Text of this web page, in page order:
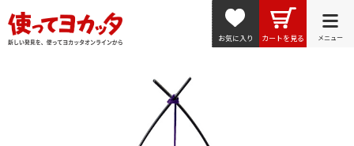
お気に入り カートを見る メニュー